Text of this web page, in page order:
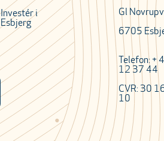
Investér i
Esbjerg
Gl
6705
Telefon: +
12 37 44
CVR: 30
10